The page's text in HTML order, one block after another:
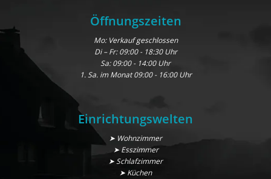
Öffnungszeiten
Mo: Verkauf geschlossen
Di – Fr: 09:00 - 18:30 Uhr
Sa: 09:00 - 14:00 Uhr
1. Sa. im Monat 09:00 - 16:00 Uhr
Einrichtungswelten
➤ Wohnzimmer
➤ Esszimmer
➤ Schlafzimmer
➤ Küchen